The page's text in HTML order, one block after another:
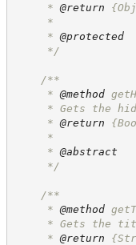
* @return
*
* @protected
*/
/**
* @method
* Gets the
* @return
*
* @abstract
*/
/**
* @method
* Gets the
* @return